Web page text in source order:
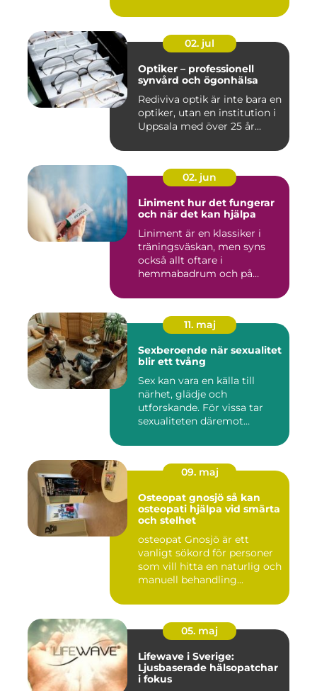
02. jul
Optiker – professionell
synvård och ögonhälsa
Rediviva optik är inte bara en
optiker, utan en institution i
Uppsala med över 25 år...
02. jun
Liniment hur det fungerar
och när det kan hjälpa
Liniment är en klassiker i
träningsväskan, men syns
också allt oftare i
hemmabadrum och på
11. maj
Sexberoende när sexualitet
blir ett tvång
Sex kan vara en källa till
närhet, glädje och
utforskande. För vissa tar
sexualiteten däremot
09. maj
Osteopat gnosjö så kan
osteopati hjälpa vid smärta
och stelhet
osteopat Gnosjö är ett
vanligt sökord för personer
som vill hitta en naturlig och
manuell behandling...
05. maj
Lifewave i Sverige:
Ljusbaserade hälsopatchar
i fokus